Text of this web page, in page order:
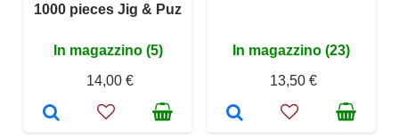
1000 pieces Jig & Puz
In magazzino (5)
14,00 €
In magazzino (23)
13,50 €